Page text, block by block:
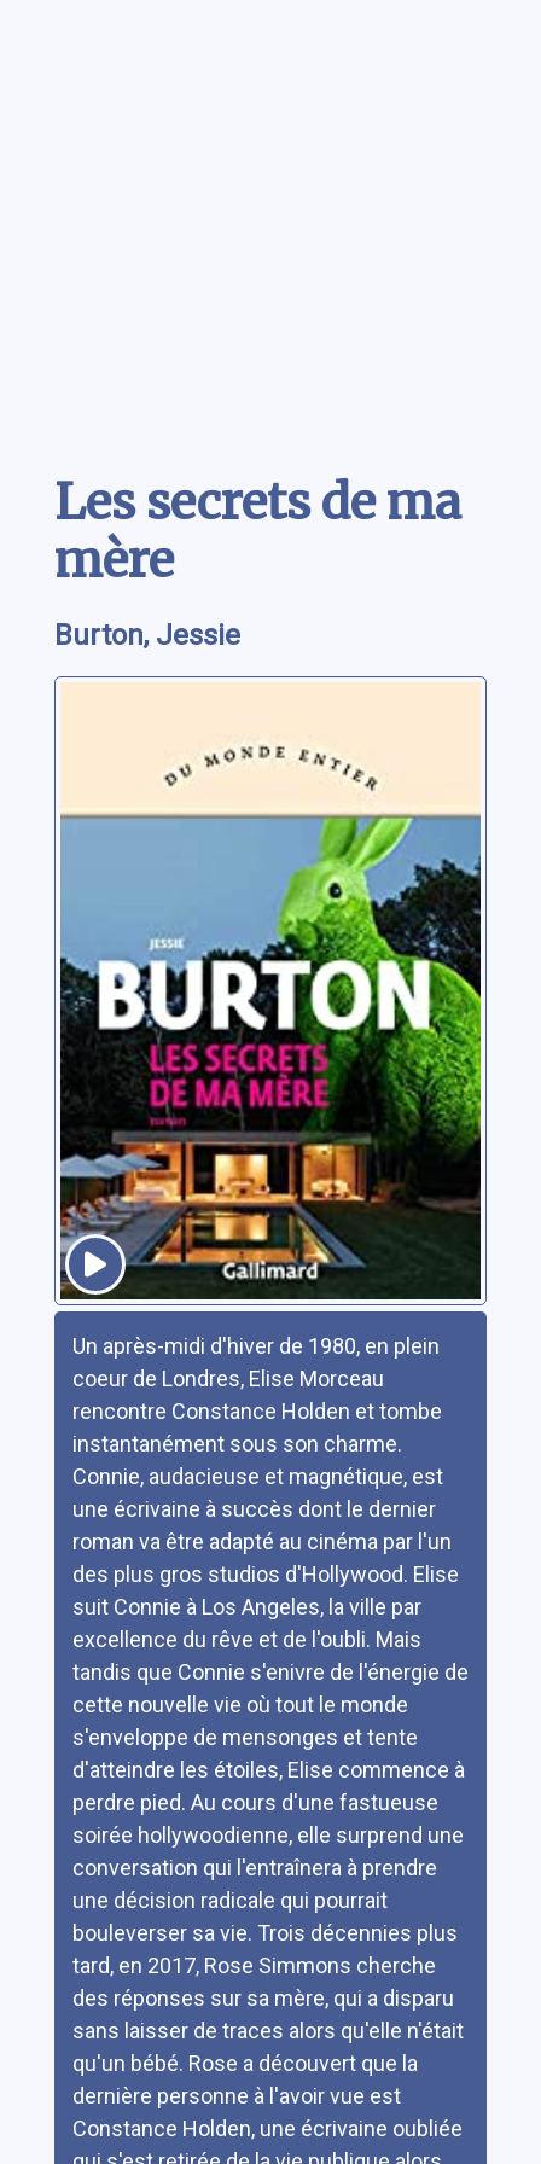
Les secrets de ma
mère
Burton, Jessie
Un après-midi d'hiver de 1980, en plein
coeur de Londres, Elise Morceau
rencontre Constance Holden et tombe
instantanément sous son charme.
Connie, audacieuse et magnétique, est
une écrivaine à succès dont le dernier
roman va être adapté au cinéma par l'un
des plus gros studios d'Hollywood. Elise
suit Connie à Los Angeles, la ville par
excellence du rêve et de l'oubli. Mais
tandis que Connie s'enivre de l'énergie de
cette nouvelle vie où tout le monde
s'enveloppe de mensonges et tente
d'atteindre les étoiles, Elise commence à
perdre pied. Au cours d'une fastueuse
soirée hollywoodienne, elle surprend une
conversation qui l'entraînera à prendre
une décision radicale qui pourrait
bouleverser sa vie. Trois décennies plus
tard, en 2017, Rose Simmons cherche
des réponses sur sa mère, qui a disparu
sans laisser de traces alors qu'elle n'était
qu'un bébé. Rose a découvert que la
dernière personne à l'avoir vue est
Constance Holden, une écrivaine oubliée